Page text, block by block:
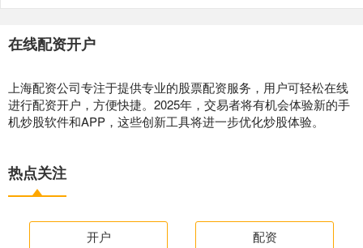
在线配资开户
上海配资公司专注于提供专业的股票配资服务，用户可轻松在线
进行配资开户，方便快捷。2025年，交易者将有机会体验新的手
机炒股软件和APP，这些创新工具将进一步优化炒股体验。
热点关注
开户 配资